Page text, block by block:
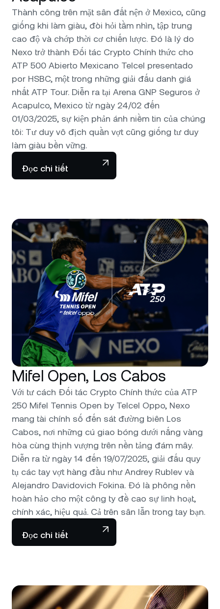
Thành công trên mặt sân đất nện ở Mexico, cũng
giống khi làm giàu, đòi hỏi tầm nhìn, tập trung
cao độ và chớp thời cơ chiến lược. Đó là lý do
Nexo trở thành Đối tác Crypto Chính thức cho
ATP 500 Abierto Mexicano Telcel presentado
por HSBC, một trong những giải đấu danh giá
nhất ATP Tour. Diễn ra tại Arena GNP Seguros ở
Acapulco, Mexico từ ngày 24/02 đến
01/03/2025, sự kiện phản ánh niềm tin của chúng
tôi: Tư duy vô địch quần vợt cũng giống tư duy
làm giàu bền vững.
Đọc chi tiết
Mifel Open, Los Cabos
Với tư cách Đối tác Crypto Chính thức của ATP
250 Mifel Tennis Open by Telcel Oppo, Nexo
mang tài chính số đến sát đường biên Los
Cabos, nơi những cú giao bóng dưới nắng vàng
hòa cùng thịnh vượng trên nền tảng đám mây.
Diễn ra từ ngày 14 đến 19/07/2025, giải đấu quy
tụ các tay vợt hàng đầu như Andrey Rublev và
Alejandro Davidovich Fokina. Đó là phông nền
hoàn hảo cho một công ty đề cao sự linh hoạt,
chính xác, hiệu quả. Cả trên sân lẫn trong tay bạn.
Đọc chi tiết